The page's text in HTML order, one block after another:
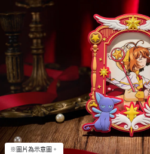
※圖片為示意圖。